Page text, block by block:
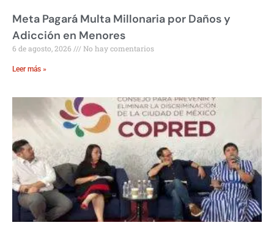
Meta Pagará Multa Millonaria por Daños y
Adicción en Menores
6 de agosto, 2026 No hay comentarios
Leer más »